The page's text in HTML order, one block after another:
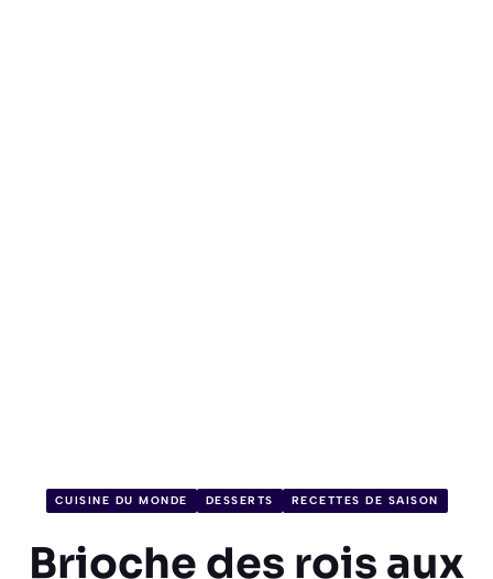
CUISINE DU MONDE DESSERTS RECETTES DE SAISON
Brioche des rois aux